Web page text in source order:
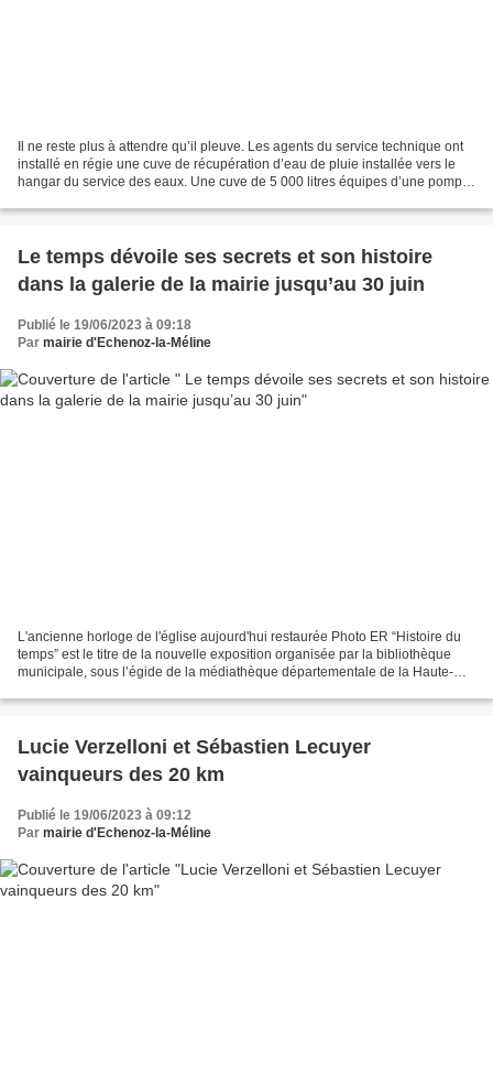
Il ne reste plus à attendre qu’il pleuve. Les agents du service technique ont
installé en régie une cuve de récupération d’eau de pluie installée vers le
hangar du service des eaux. Une cuve de 5 000 litres équipes d’une pompe
Le temps dévoile ses secrets et son histoire
dans la galerie de la mairie jusqu’au 30 juin
Publié le 19/06/2023 à 09:18
Par mairie d'Echenoz-la-Méline
L'ancienne horloge de l'église aujourd'hui restaurée Photo ER “Histoire du
temps” est le titre de la nouvelle exposition organisée par la bibliothèque
municipale, sous l’égide de la médiathèque départementale de la Haute-
Lucie Verzelloni et Sébastien Lecuyer
vainqueurs des 20 km
Publié le 19/06/2023 à 09:12
Par mairie d'Echenoz-la-Méline